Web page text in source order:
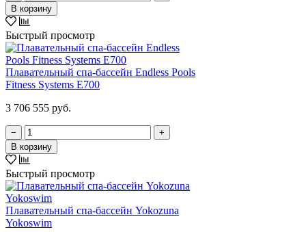
В корзину
Быстрый просмотр
Плавательный спа-бассейн Endless Pools
Fitness Systems E700
3 706 555 руб.
−
+
В корзину
Быстрый просмотр
Плавательный спа-бассейн Yokozuna
Yokoswim